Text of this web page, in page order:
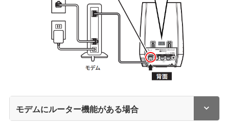
モデムにルーター機能がある場合